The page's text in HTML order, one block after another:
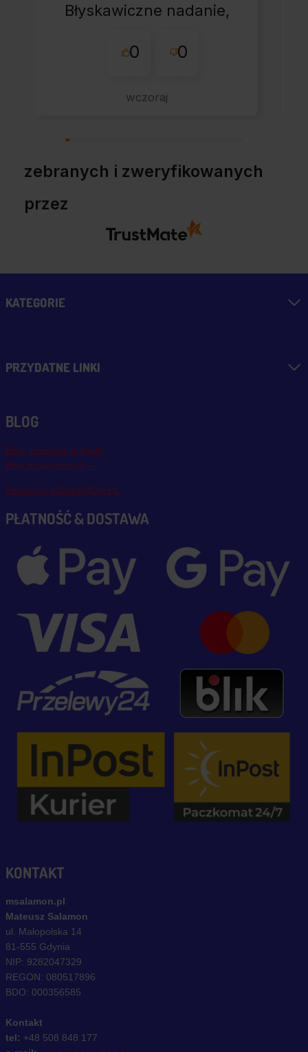
Błyskawiczne nadanie,
starannie
dodatkiem:-) Jakim?
0 0
wczoraj
zebranych i zweryfikowanych
przez
KATEGORIE
PRZYDATNE LINKI
BLOG
Blog, nowości, artykuły
Blog msalamon.pl →
Partnerzy MSALAMON.PL
PŁATNOŚĆ & DOSTAWA
KONTAKT
msalamon.pl
Mateusz Salamon
ul. Małopolska 14
81-555 Gdynia
NIP: 9282047329
REGON: 080517896
BDO: 000356585
Kontakt
tel: +48 508 848 177